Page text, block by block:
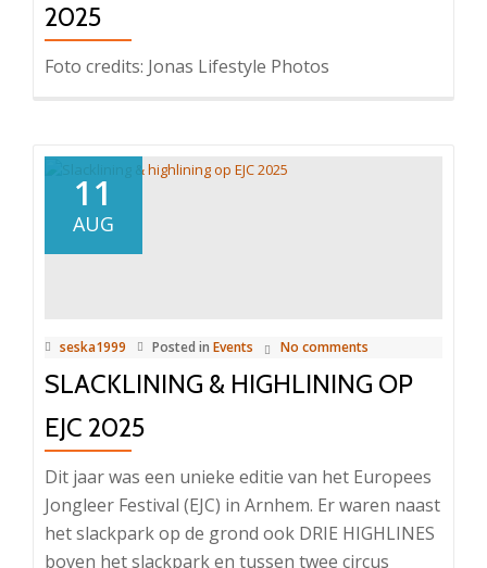
2025
Foto credits: Jonas Lifestyle Photos
11
AUG
seska1999 Posted in Events No comments
SLACKLINING & HIGHLINING OP
EJC 2025
Dit jaar was een unieke editie van het Europees
Jongleer Festival (EJC) in Arnhem. Er waren naast
het slackpark op de grond ook DRIE HIGHLINES
boven het slackpark en tussen twee circus